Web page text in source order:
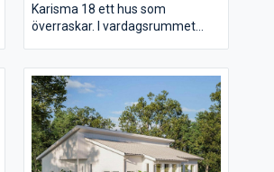
Karisma 18 ett hus som
överraskar. I vardagsrummet
genomgående i huset finns
fönster som löper ända ner till
golvet och på så sätt knyter ihop
utsidan med insidan. Köket är
stort och praktiskt och
föräldrasovrummet ett riktigt